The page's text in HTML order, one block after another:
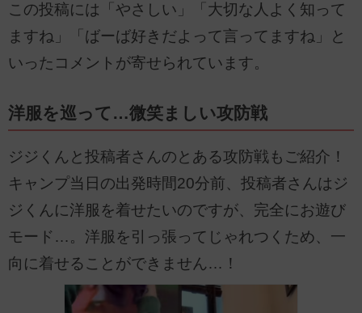
この投稿には「やさしい」「大切な人よく知って
ますね」「ばーば好きだよって言ってますね」と
いったコメントが寄せられています。
洋服を巡って…微笑ましい攻防戦
ジジくんと投稿者さんのとある攻防戦もご紹介！
キャンプ当日の出発時間20分前、投稿者さんはジ
ジくんに洋服を着せたいのですが、完全にお遊び
モード…。洋服を引っ張ってじゃれつくため、一
向に着せることができません…！